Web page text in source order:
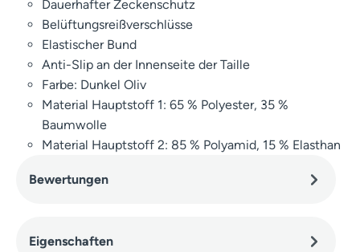
Dauerhafter Zeckenschutz
Belüftungsreißverschlüsse
Elastischer Bund
Anti-Slip an der Innenseite der Taille
Farbe: Dunkel Oliv
Material Hauptstoff 1: 65 % Polyester, 35 %
Baumwolle
Material Hauptstoff 2: 85 % Polyamid, 15 % Elasthan
Bewertungen
Eigenschaften